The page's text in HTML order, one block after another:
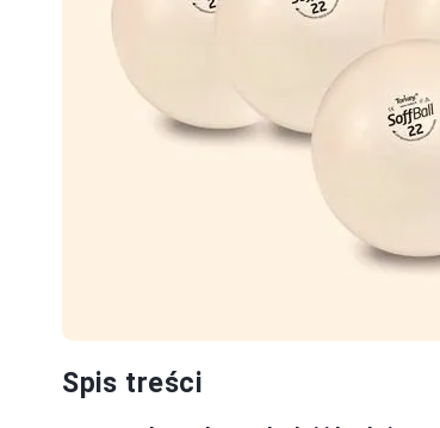
Spis treści